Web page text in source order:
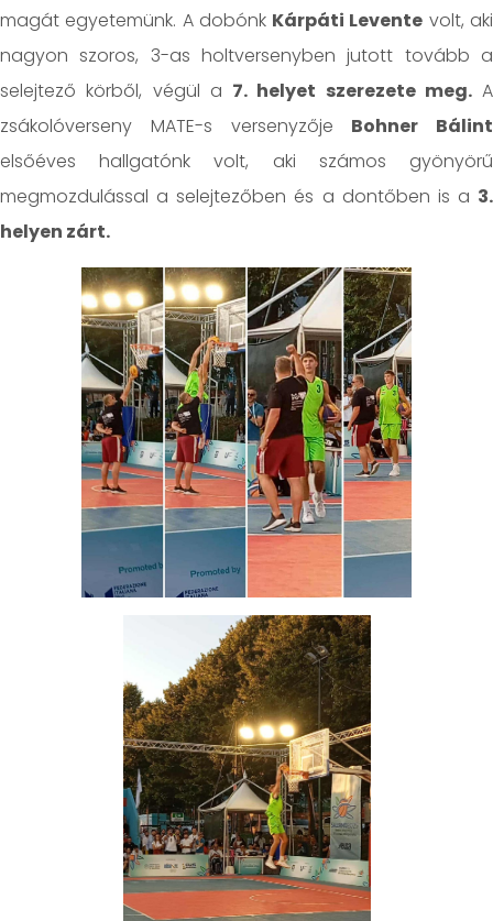
magát egyetemünk. A dobónk Kárpáti Levente volt, aki
nagyon szoros, 3-as holtversenyben jutott tovább a
selejtező körből, végül a 7. helyet szerezete meg.A
zsákolóverseny MATE-s versenyzője Bohner Bálint
elsőéves hallgatónk volt, aki számos gyönyörű
megmozdulással a selejtezőben és a dontőben is a 3.
helyen zárt.